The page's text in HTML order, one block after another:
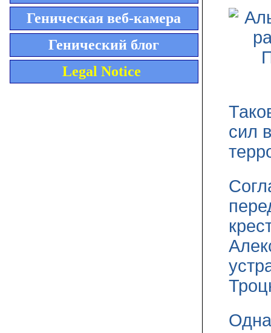
Геническая веб-камера
Генический блог
Legal Notice
сил